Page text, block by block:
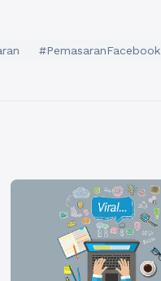
#PemasaranFacebook